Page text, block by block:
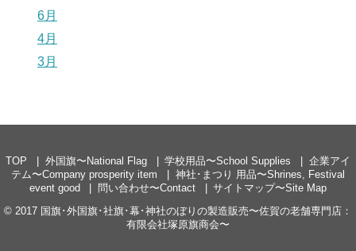
6月
4月
3月
TOP 外国旗〜National Flag 学校用品〜School Supplies
企業アイ
テム〜Company prosperity item
神社･まつり 用品〜Shrines, Festival
event good
問い合わせ〜Contact
サイトマップ〜Site Map
© 2017 国旗･外国旗･社旗･幕･神社のぼりの製造販売〜佐賀の老舗専門店：
有限会社塚原旗商会〜